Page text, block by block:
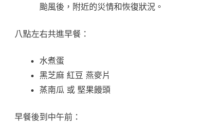
颱風後，附近的災情和恢復狀況。
八點左右共進早餐：
水煮蛋
黑芝麻 紅豆 燕麥片
蒸南瓜 或 堅果饅頭
早餐後到中午前：